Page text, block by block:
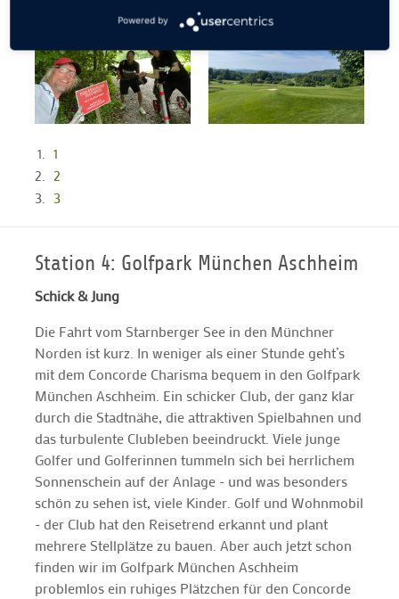
1
2
3
Station 4: Golfpark München Aschheim
Schick & Jung
Die Fahrt vom Starnberger See in den Münchner
Norden ist kurz. In weniger als einer Stunde geht’s
mit dem Concorde Charisma bequem in den Golfpark
München Aschheim. Ein schicker Club, der ganz klar
durch die Stadtnähe, die attraktiven Spielbahnen und
das turbulente Clubleben beeindruckt. Viele junge
Golfer und Golferinnen tummeln sich bei herrlichem
Sonnenschein auf der Anlage - und was besonders
schön zu sehen ist, viele Kinder. Golf und Wohnmobil
- der Club hat den Reisetrend erkannt und plant
mehrere Stellplätze zu bauen. Aber auch jetzt schon
finden wir im Golfpark München Aschheim
problemlos ein ruhiges Plätzchen für den Concorde
Powered by